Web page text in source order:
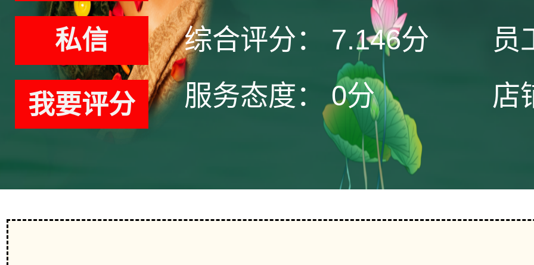
私信
我要评分
综合评分：
7.146分
员
服务态度：
0分 店